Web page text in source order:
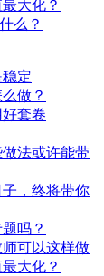
大化？
么？
定
做？
套卷
法或许能带
，终将带你
吗？
可以这样做
大化？